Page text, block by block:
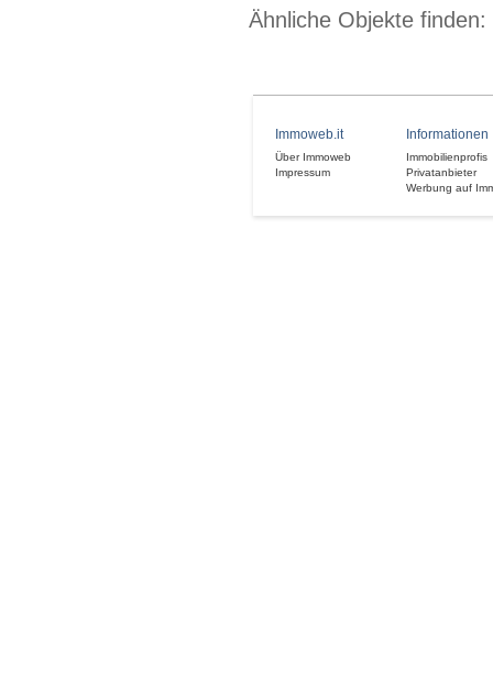
Ähnliche Objekte finden:
Immoweb.it
Über Immoweb
Impressum
Informationen
Immobilienprofis
Privatanbieter
Werbung auf